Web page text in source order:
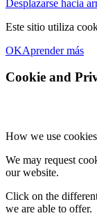
Desplazarse hacia
Este sitio utiliza
OKAprender más
Cookie and
How we use cookies
We may request
our website.
Click on the
we are able to offer.